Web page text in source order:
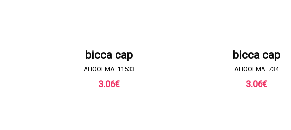
ΖΗΤΗΣΤΕ ΠΡΟΣΦΟΡΑ
bicca cap
ΑΠΟΘΕΜΑ: 11533
3.06€
ΖΗΤΗΣΤΕ ΠΡΟΣΦΟΡΑ
bicca cap
ΑΠΟΘΕΜΑ: 734
3.06€